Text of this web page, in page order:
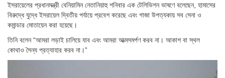
ইসরায়েলের প্রধানমন্ত্রী বেনিয়ামিন নেতানিয়াহু শনিবার এক টেলিভিশন ভাষণে বলেছেন, হামাসের
বিরুদ্ধে যুদ্ধে ইসরায়েল দ্বিতীয় পর্যায়ে প্রবেশ করেছে এবং গাজা উপত্যকায় সব সেনা ও
কমান্ডার মোতায়েন করা হয়েছে।
তিনি বলেন “আমরা লড়াই চালিয়ে যাব এবং আমরা আত্মসমর্পণ করব না। আকাশ বা স্থল
কোথাও সৈন্য প্রত্যাহার করব না।”